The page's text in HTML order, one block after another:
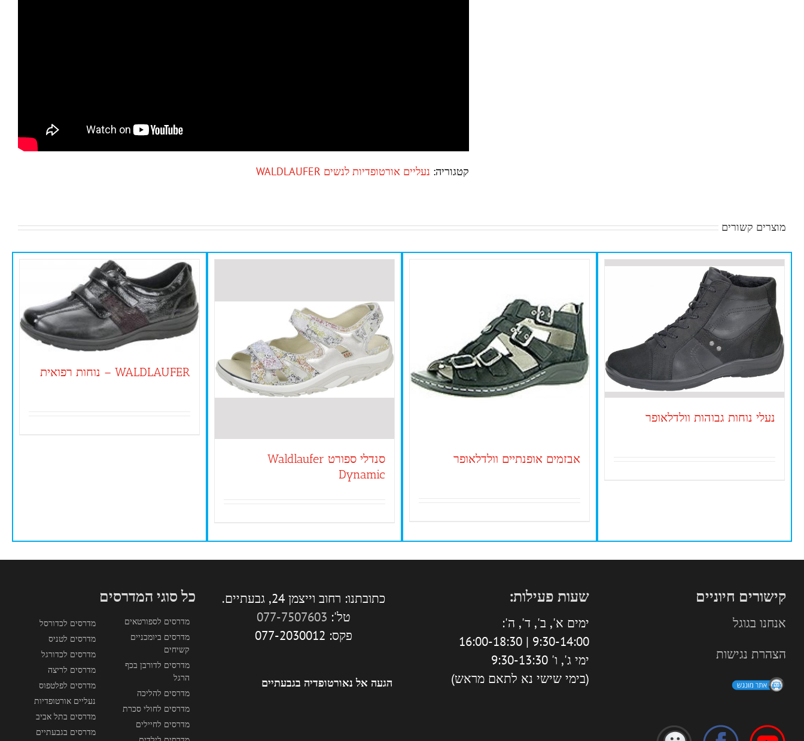
קטגוריה: נעליים אורטופדיות לנשים WALDLAUFER
מוצרים קשורים
נעלי נוחות גבוהות וולדלאופר
אבזמים אופנתיים וולדלאופר
סנדלי ספורט Waldlaufer
Dynamic
WALDLAUFER – נוחות רפואית
קישורים חיוניים
אנחנו בגוגל
הצהרת נגישות
שעות פעילות:
ימים א', ב', ד', ה':
9:30-14:00 | 16:00-18:30
ימי ג', ו' 9:30-13:30
(בימי שישי נא לתאם מראש)
כתובתנו: רחוב וייצמן 24, גבעתיים.
טל': 077-7507603
פקס: 077-2030012
הגעה אל נאורטופדיה בגבעתיים
כל סוגי המדרסים
מדרסים לספורטאים
מדרסים ביומכניים
קשיחים
מדרסים לדורבן בכף
הרגל
מדרסים להליכה
מדרסים לחולי סכרת
מדרסים לחיילים
מדרסים לכדורסל
מדרסים לטניס
מדרסים לכדורגל
מדרסים לריצה
מדרסים לפלטפוס
נעליים אורטופדיות
מדרסים בתל אביב
מדרסים בגבעתיים